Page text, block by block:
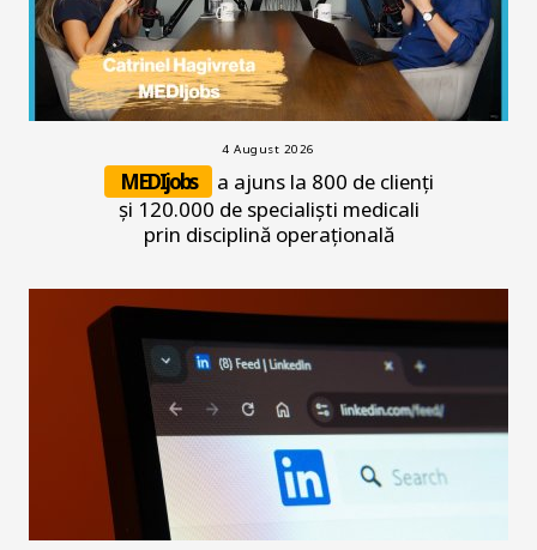
4 August 2026
MEDIjobs
a ajuns la 800 de clienți
și 120.000 de specialiști medicali
prin disciplină operațională